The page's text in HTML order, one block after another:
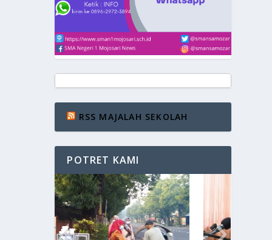
RSS MAJALAH SEKOLAH
POTRET KAMI